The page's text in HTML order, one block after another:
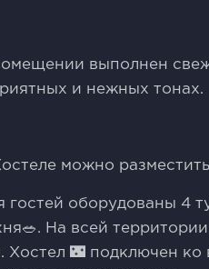
выполнен
и нежных тонах.
можно разместить
гостей оборудованы 4
На всей
Хостел 🌃 подключен